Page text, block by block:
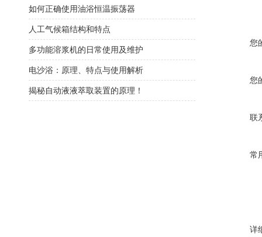
您
您
联
常
详
如何正确使用油浴恒温振荡器
人工气候箱结构和特点
多功能溶浆机的日常使用及维护
电沙浴：原理、特点与使用解析
揭秘自动液液萃取装置的原理！